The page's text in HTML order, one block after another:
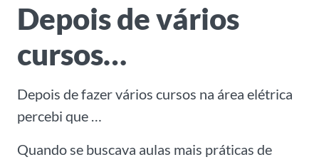
Depois de vários
cursos…
Depois de fazer vários cursos na área elétrica
percebi que …
Quando se buscava aulas mais práticas de